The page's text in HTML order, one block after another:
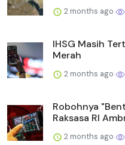
2 months ago
IHSG Masih
Merah
2 months ago
Robohnya
Raksasa RI
2 months ago